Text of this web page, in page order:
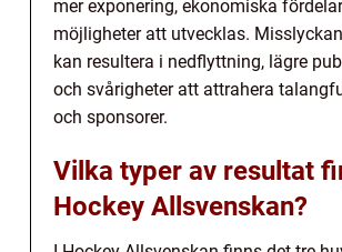
mer exponering, ekonomiska
möjligheter att utvecklas.
kan resultera i nedflyttning, lägre
och svårigheter att attrahera
och sponsorer.
Vilka typer av resultat
Hockey Allsvenskan?